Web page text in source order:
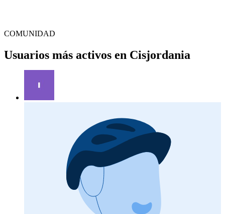
COMUNIDAD
Usuarios más activos en Cisjordania